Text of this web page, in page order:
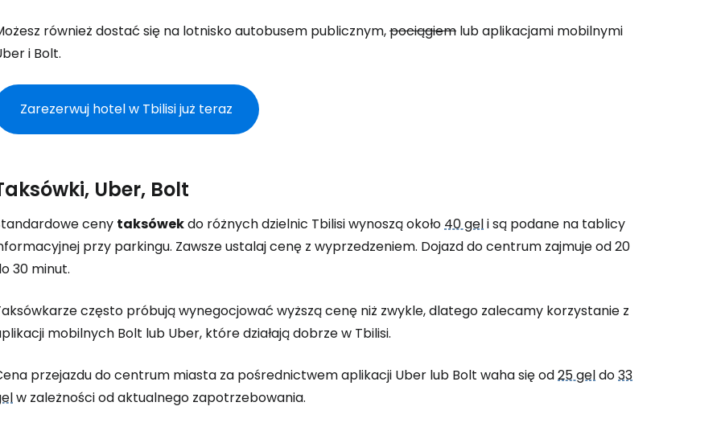
również dostać się na lotnisko autobusem publicznym,pociągiem lub aplikacjami mobilnymi
i Bolt.
Zarezerwuj hotel w Tbilisi już teraz
Uber, Bolt
ceny taksówekdo różnych dzielnic Tbilisi wynoszą około40 geli są podane na tablicy
przy parkingu. Zawsze ustalaj cenę z wyprzedzeniem. Dojazd do centrum zajmuje od 20
30 minut.
często próbują wynegocjować wyższą cenę niż zwykle, dlatego zalecamy korzystanie z
mobilnych Bolt lub Uber, które działają dobrze w Tbilisi.
przejazdu do centrum miasta za pośrednictwem aplikacji Uber lub Bolt waha się od25 geldo33
w zależności od aktualnego zapotrzebowania.